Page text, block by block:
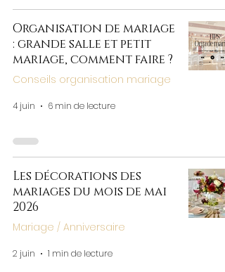
Organisation de mariage
: grande salle et petit
mariage, comment faire ?
Conseils organisation mariage
4 juin 6 min de lecture
Les décorations des
mariages du mois de mai
2026
Mariage / Anniversaire
2 juin 1 min de lecture